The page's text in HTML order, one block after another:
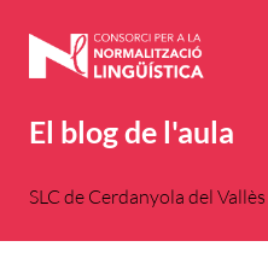
El blog de l'aula
SLC de Cerdanyola del Vallès